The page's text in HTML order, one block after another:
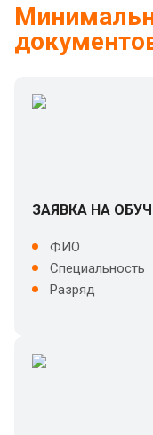
ЗАЯВКА НА
ФИО
Специальность
Разряд